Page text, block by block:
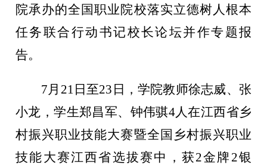
院承办的全国职业院校落实立德树人根本
任务联合行动书记校长论坛并作专题报
告。
7月21日至23日，学院教师徐志威、张
小龙，学生郑昌军、钟伟骐4人在江西省乡
村振兴职业技能大赛暨全国乡村振兴职业
技能大赛江西省选拔赛中，获2金牌2银